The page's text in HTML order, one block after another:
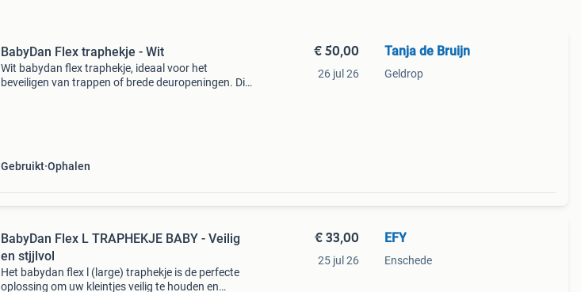
BabyDan Flex traphekje - Wit
Wit babydan flex traphekje, ideaal voor het
beveiligen van trappen of brede deuropeningen. Dit
Gebruikt Ophalen
€ 50,00
26 jul 26
Tanja de Bruijn
Geldrop
BabyDan Flex L TRAPHEKJE BABY - Veilig
en stjjlvol
Het babydan flex l (large) traphekje is de perfecte
oplossing om uw kleintjes veilig te houden en
€ 33,00
25 jul 26
EFY
Enschede